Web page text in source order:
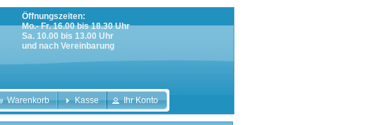
Öffnungszeiten:
Mo.- Fr. 16.00 bis 18.30 Uhr
Sa. 10.00 bis 13.00 Uhr
und nach Vereinbarung
Warenkorb Kasse Ihr Konto